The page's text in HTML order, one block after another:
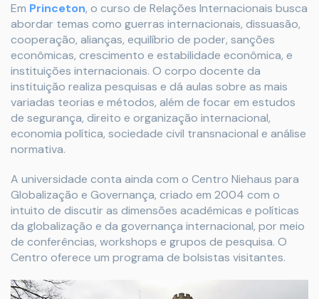
Em Princeton, o curso de Relações Internacionais busca
abordar temas como guerras internacionais, dissuasão,
cooperação, alianças, equilíbrio de poder, sanções
econômicas, crescimento e estabilidade econômica, e
instituições internacionais. O corpo docente da
instituição realiza pesquisas e dá aulas sobre as mais
variadas teorias e métodos, além de focar em estudos
de segurança, direito e organização internacional,
economia política, sociedade civil transnacional e análise
normativa.
A universidade conta ainda com o Centro Niehaus para
Globalização e Governança, criado em 2004 com o
intuito de discutir as dimensões acadêmicas e políticas
da globalização e da governança internacional, por meio
de conferências, workshops e grupos de pesquisa. O
Centro oferece um programa de bolsistas visitantes.